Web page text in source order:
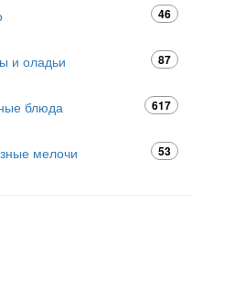
46
и оладьи 87
блюда 617
мелочи 53